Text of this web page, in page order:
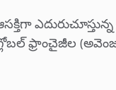
ఫ్రాంచైజీల